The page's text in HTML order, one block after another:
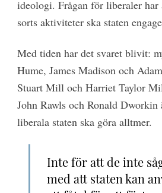
ideologi. Frågan för liberaler
sorts aktiviteter ska staten
Med tiden har det svaret blivit:
Hume, James Madison och
Stuart Mill och Harriet Taylor
John Rawls och Ronald Dworkin
liberala staten ska göra alltmer.
Inte för att de inte
med att staten kan